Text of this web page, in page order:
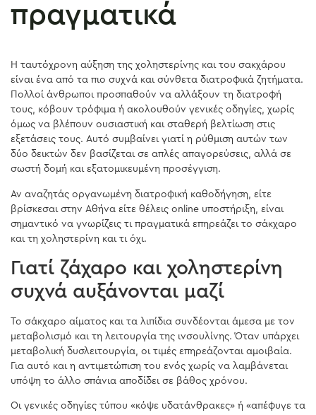
πραγματικά
Η ταυτόχρονη αύξηση της χοληστερίνης και του σακχάρου
είναι ένα από τα πιο συχνά και σύνθετα διατροφικά ζητήματα.
Πολλοί άνθρωποι προσπαθούν να αλλάξουν τη διατροφή
τους, κόβουν τρόφιμα ή ακολουθούν γενικές οδηγίες, χωρίς
όμως να βλέπουν ουσιαστική και σταθερή βελτίωση στις
εξετάσεις τους. Αυτό συμβαίνει γιατί η ρύθμιση αυτών των
δύο δεικτών δεν βασίζεται σε απλές απαγορεύσεις, αλλά σε
σωστή δομή και εξατομικευμένη προσέγγιση.
Αν αναζητάς οργανωμένη διατροφική καθοδήγηση, είτε
βρίσκεσαι στην Αθήνα είτε θέλεις online υποστήριξη, είναι
σημαντικό να γνωρίζεις τι πραγματικά επηρεάζει το σάκχαρο
και τη χοληστερίνη και τι όχι.
Γιατί ζάχαρο και χοληστερίνη
συχνά αυξάνονται μαζί
Το σάκχαρο αίματος και τα λιπίδια συνδέονται άμεσα με τον
μεταβολισμό και τη λειτουργία της ινσουλίνης. Όταν υπάρχει
μεταβολική δυσλειτουργία, οι τιμές επηρεάζονται αμοιβαία.
Για αυτό και η αντιμετώπιση του ενός χωρίς να λαμβάνεται
υπόψη το άλλο σπάνια αποδίδει σε βάθος χρόνου.
Οι γενικές οδηγίες τύπου «κόψε υδατάνθρακες» ή «απέφυγε τα